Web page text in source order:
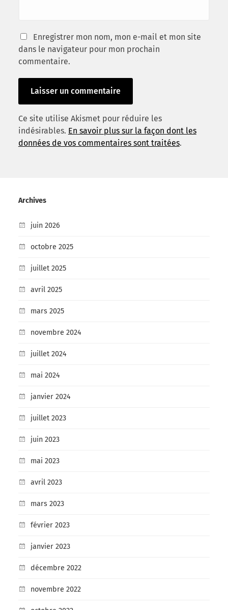
Enregistrer mon nom, mon e-mail et mon site
dans le navigateur pour mon prochain
commentaire.
Ce site utilise Akismet pour réduire les
indésirables. En savoir plus sur la façon dont les
données de vos commentaires sont traitées.
Archives
juin 2026
octobre 2025
juillet 2025
avril 2025
mars 2025
novembre 2024
juillet 2024
mai 2024
janvier 2024
juillet 2023
juin 2023
mai 2023
avril 2023
mars 2023
février 2023
janvier 2023
décembre 2022
novembre 2022